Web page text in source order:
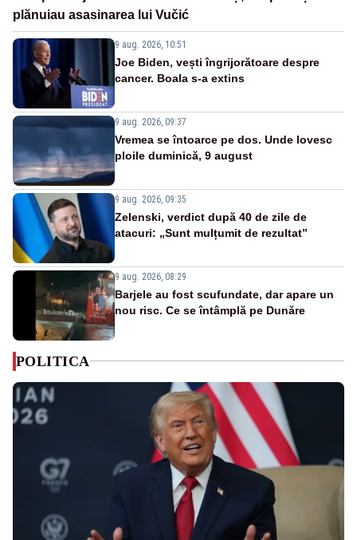
plănuiau asasinarea lui Vučić
9 aug. 2026, 10:51
Joe Biden, vești îngrijorătoare despre
cancer. Boala s-a extins
9 aug. 2026, 09:37
Vremea se întoarce pe dos. Unde lovesc
ploile duminică, 9 august
9 aug. 2026, 09:35
Zelenski, verdict după 40 de zile de
atacuri: „Sunt mulțumit de rezultat”
9 aug. 2026, 08:29
Barjele au fost scufundate, dar apare un
nou risc. Ce se întâmplă pe Dunăre
POLITICA